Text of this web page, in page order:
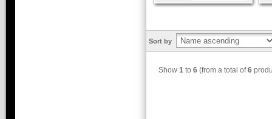
Sort by
Show 1 to 6 (from a total of6